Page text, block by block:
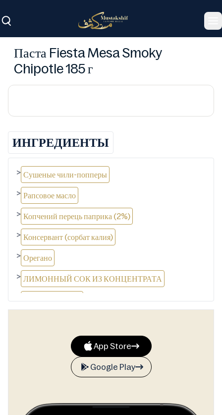
Паста Fiesta Mesa Smoky
Chipotle 185 г
ИНГРЕДИЕНТЫ
> Сушеные чили-попперы
> Рапсовое масло
> Копчений перець паприка (2%)
> Консервант (сорбат калия)
> Орегано
> ЛИМОННЫЙ СОК ИЗ КОНЦЕНТРАТА
Уксус спиртовой
Молотый кумин
Молотый лавровый лист
Томаты (32%)
App Store
Google Play